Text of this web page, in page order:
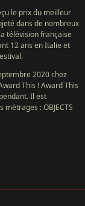
le prix du meilleur
dans de nombreux
télévision française
12 ans en Italie et
2020 chez
This ! Award This
Il est
: OBJECTS